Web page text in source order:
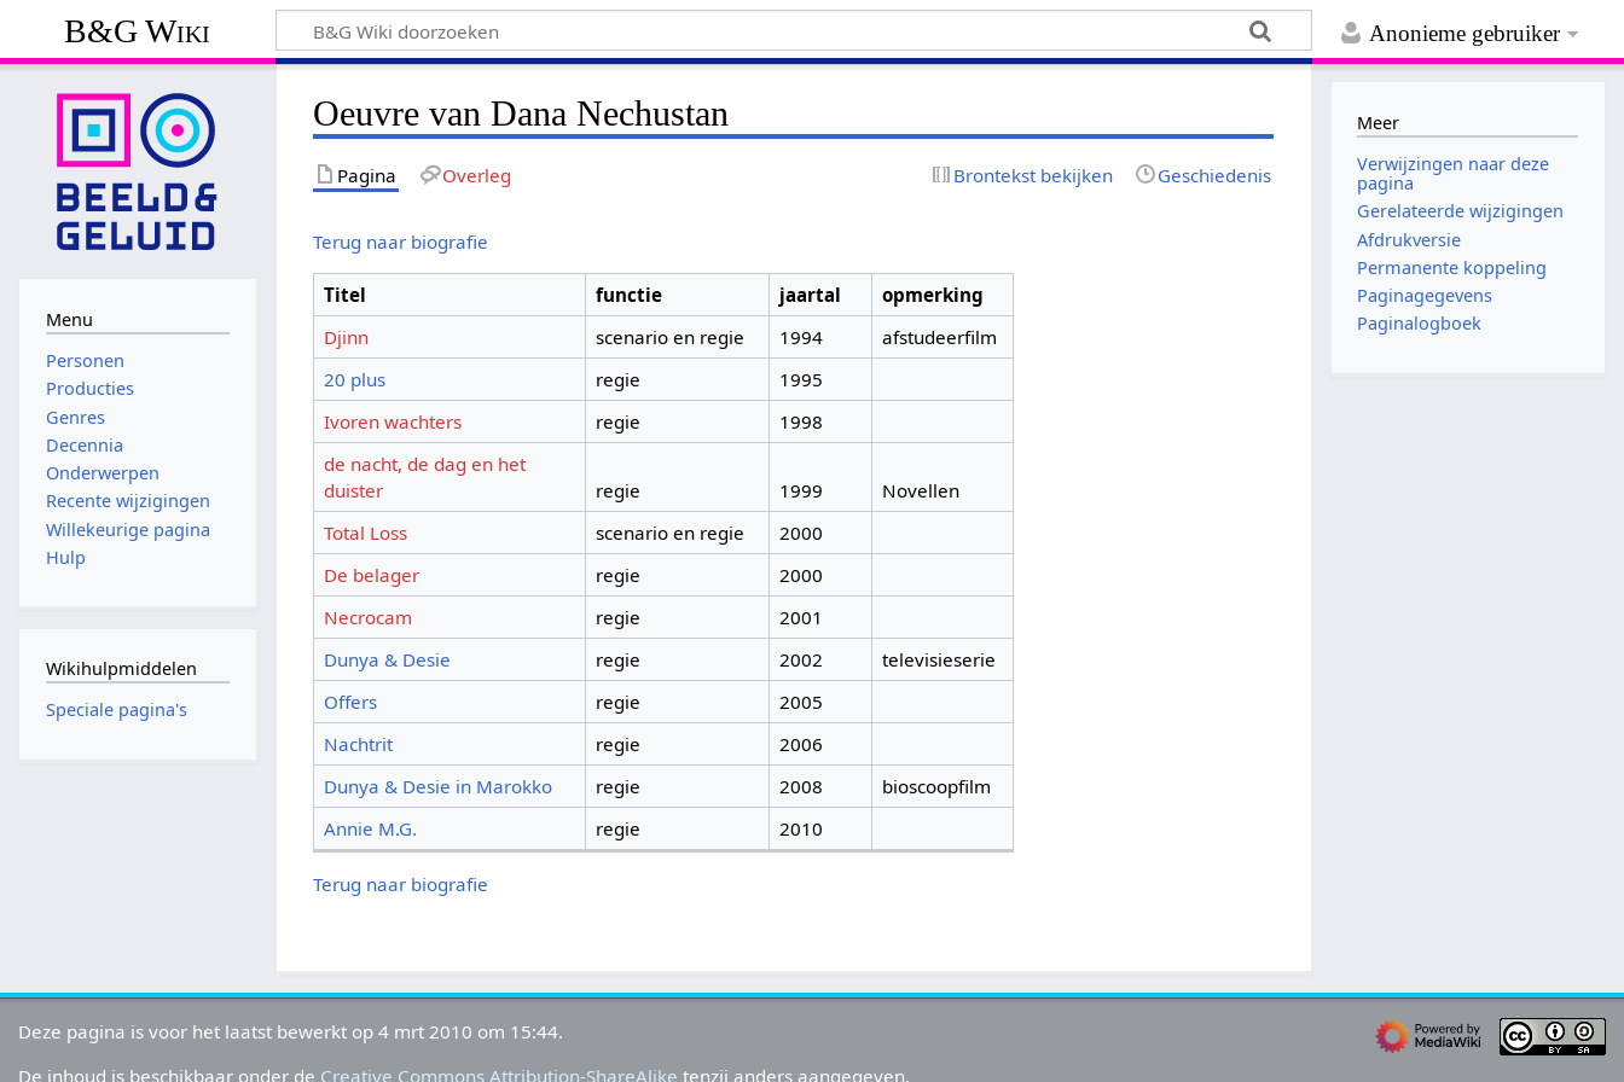
Anonieme gebruiker
B&G Wiki
Oeuvre van Dana Nechustan
Pagina Overleg Brontekst bekijken Geschiedenis
Terug naar biografie
Titel functie jaartal
opmerking
Djinn
scenario en regie 1994
afstudeerfilm
20 plus
regie
1995
Ivoren wachters
regie
1998
de nacht, de dag en het
duister
regie 1999
Novellen
Total Loss
scenario en regie
2000
De belager
regie
2000
Necrocam
regie
2001
Dunya & Desie
regie 2002
televisieserie
Offers
regie
2005
Nachtrit
regie
2006
Dunya & Desie in Marokko
regie 2008
bioscoopfilm
Annie M.G.
regie 2010
Terug naar biografie
Menu
Personen
Producties
Genres
Decennia
Onderwerpen
Recente wijzigingen
Willekeurige pagina
Hulp
Wikihulpmiddelen
Speciale pagina's
Meer
Verwijzingen naar deze
pagina
Gerelateerde wijzigingen
Afdrukversie
Permanente koppeling
Paginagegevens
Paginalogboek
Deze pagina is voor het laatst bewerkt op 4 mrt 2010 om 15:44.
De inhoud is beschikbaar onder de Creative Commons Attribution-ShareAlike tenzij anders aangegeven.